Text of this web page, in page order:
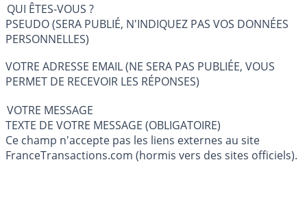
QUI ÊTES-VOUS ?
PSEUDO (SERA PUBLIÉ, N'INDIQUEZ PAS VOS DONNÉES
PERSONNELLES)
VOTRE ADRESSE EMAIL (NE SERA PAS PUBLIÉE, VOUS
PERMET DE RECEVOIR LES RÉPONSES)
VOTRE MESSAGE
TEXTE DE VOTRE MESSAGE (OBLIGATOIRE)
Ce champ n'accepte pas les liens externes au site
FranceTransactions.com (hormis vers des sites officiels).